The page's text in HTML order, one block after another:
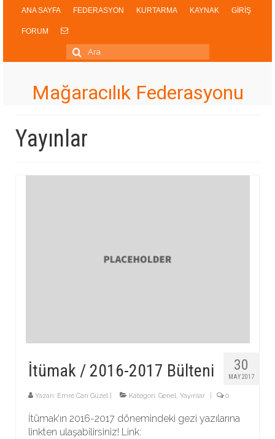
ANA SAYFA FEDERASYON KURTARMA KAYNAK GİRİŞ
FORUM
Şunu
ara:
Mağaracılık Federasyonu
Yayınlar
30
MAY 2017
İtümak / 2016-2017 Bülteni
Yazarı: Emre Can Güzel Kategori: Genel, Yayınlar 0
İtümak’ın 2016-2017 dönemindeki gezi yazılarına
linkten ulaşabilirsiniz! Link: